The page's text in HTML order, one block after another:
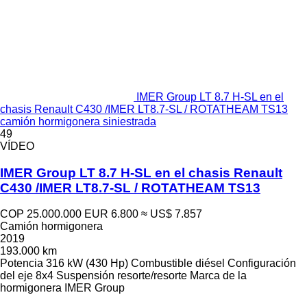
IMER Group LT 8.7 H-SL en el
chasis Renault C430 /IMER LT8.7-SL / ROTATHEAM TS13
camión hormigonera siniestrada
49
VÍDEO
IMER Group LT 8.7 H-SL en el chasis Renault
C430 /IMER LT8.7-SL / ROTATHEAM TS13
COP 25.000.000 EUR 6.800 ≈ US$ 7.857
Camión hormigonera
2019
193.000 km
Potencia 316 kW (430 Hp) Combustible diésel Configuración
del eje 8x4 Suspensión resorte/resorte Marca de la
hormigonera
IMER Group